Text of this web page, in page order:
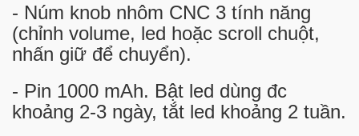
- Núm knob nhôm CNC 3 tính năng
(chỉnh volume, led hoặc scroll chuột,
nhấn giữ để chuyển).
- Pin 1000 mAh. Bật led dùng đc
khoảng 2-3 ngày, tắt led khoảng 2 tuần.